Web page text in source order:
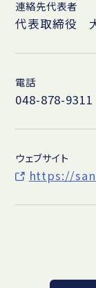
連絡先代表者
代表取締役
電話
048-878-9311
ウェブサイト
https://